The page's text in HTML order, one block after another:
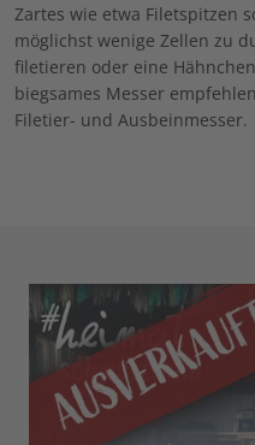
Zartes wie etwa Filetspitzen
möglichst wenige Zellen zu
filetieren oder eine
biegsames Messer
Filetier- und Ausbeinmesser.